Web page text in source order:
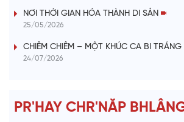
V
i
e
NƠI THỜI GIAN HÓA THÀNH DI SẢN
25/05/2026
CHIÊM CHIÊM – MỘT KHÚC CA BI TRÁNG
24/07/2026
PR'HAY CHR'NĂP